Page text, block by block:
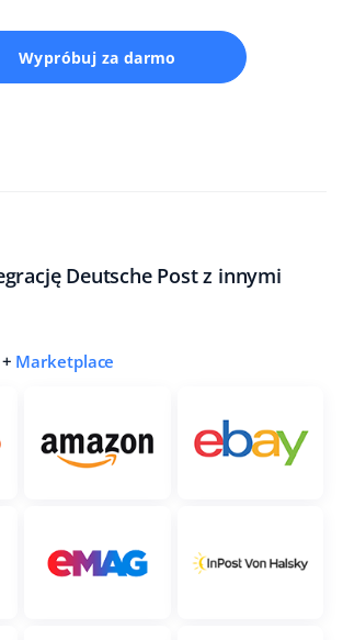
Wypróbuj za darmo
Deutsche Post z innymi
Marketplace